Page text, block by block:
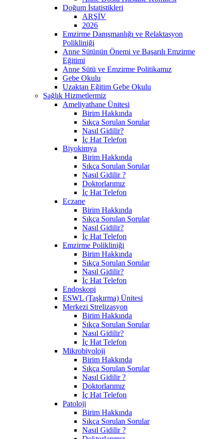
Doğum İstatistikleri
ARŞİV
2026
Emzirme Danışmanlığı ve Relaktasyon
Polikliniği
Anne Sütünün Önemi ve Başarılı Emzirme
Eğitimi
Anne Sütü ve Emzirme Politikamız
Gebe Okulu
Uzaktan Eğitim Gebe Okulu
Sağlık Hizmetlermiz
Ameliyathane Ünitesi
Birim Hakkında
Sıkça Sorulan Sorular
Nasıl Gidilir?
İç Hat Telefon
Biyokimya
Birim Hakkında
Sıkça Sorulan Sorular
Nasıl Gidilir ?
Doktorlarımız
İç Hat Telefon
Eczane
Birim Hakkında
Sıkça Sorulan Sorular
Nasıl Gidilir?
İç Hat Telefon
Emzirme Polikliniği
Birim Hakkında
Sıkça Sorulan Sorular
Nasıl Gidilir?
İç Hat Telefon
Endoskopi
ESWL (Taşkırma) Ünitesi
Merkezi Strelizasyon
Birim Hakkında
Sıkça Sorulan Sorular
Nasıl Gidilir?
İç Hat Telefon
Mikrobiyoloji
Birim Hakkında
Sıkça Sorulan Sorular
Nasıl Gidilir ?
Doktorlarımız
İç Hat Telefon
Patoloji
Birim Hakkında
Sıkça Sorulan Sorular
Nasıl Gidilir ?